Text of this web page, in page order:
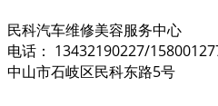
民科汽车维修美容服务中心
电话： 13432190227/
中山市石岐区民科东路5号